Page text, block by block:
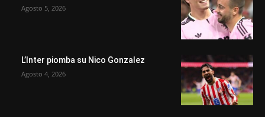
Agosto 5, 2026
L’Inter piomba su Nico Gonzalez
Agosto 4, 2026